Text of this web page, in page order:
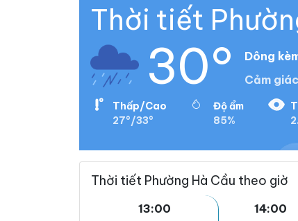
Thời tiết
30°
Dông
Cảm
Thấp/Cao
27°/33°
Độ ẩm
85%
Thời tiết Phường Hà Cầu theo giờ
13:00
14:00